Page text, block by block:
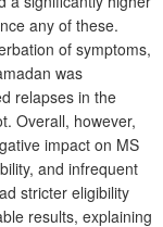
any of these.
of symptoms,
was
relapses in the
Overall, however,
impact on MS
and infrequent
stricter eligibility
results, explaining